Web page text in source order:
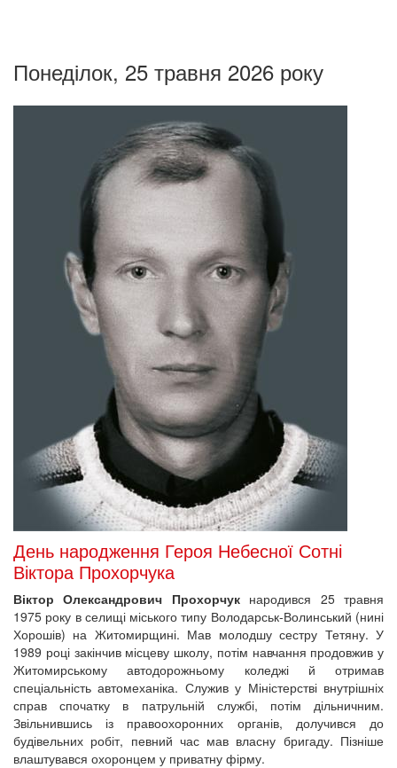
Понеділок, 25 травня 2026 року
День народження Героя Небесної Сотні
Віктора Прохорчука
Віктор Олександрович Прохорчук народився 25 травня
1975 року в селищі міського типу Володарськ-Волинський (нині
Хорошів) на Житомирщині. Мав молодшу сестру Тетяну. У
1989 році закінчив місцеву школу, потім навчання продовжив у
Житомирському автодорожньому коледжі й отримав
спеціальність автомеханіка. Служив у Міністерстві внутрішніх
справ спочатку в патрульній службі, потім дільничним.
Звільнившись із правоохоронних органів, долучився до
будівельних робіт, певний час мав власну бригаду. Пізніше
влаштувався охоронцем у приватну фірму.